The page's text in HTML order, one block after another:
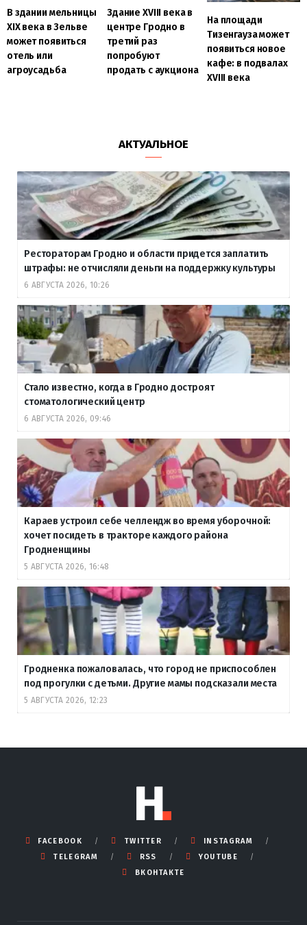
В здании мельницы
XIX века в Зельве
может появиться
отель или
агроусадьба
Здание XVIII века в
центре Гродно в
третий раз
попробуют
продать с аукциона
На площади
Тизенгауза может
появиться новое
кафе: в подвалах
XVIII века
АКТУАЛЬНОЕ
Рестораторам Гродно и области придется заплатить
штрафы: не отчисляли деньги на поддержку культуры
6 АВГУСТА 2026, 10:26
Стало известно, когда в Гродно достроят
стоматологический центр
6 АВГУСТА 2026, 09:46
Караев устроил себе челлендж во время уборочной:
хочет посидеть в тракторе каждого района
Гродненщины
5 АВГУСТА 2026, 16:48
Гродненка пожаловалась, что город не приспособлен
под прогулки с детьми. Другие мамы подсказали места
5 АВГУСТА 2026, 12:23
FACEBOOK TWITTER
INSTAGRAM
TELEGRAM
RSS
YOUTUBE
ВКОНТАКТЕ